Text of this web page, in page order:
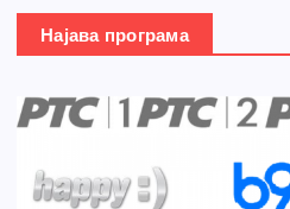
Најава програма